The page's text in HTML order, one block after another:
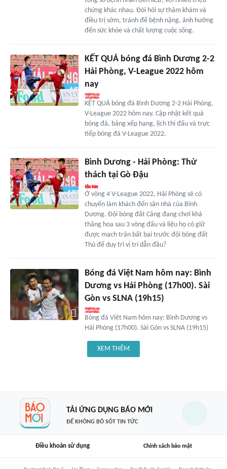
chứng khác nhau. Đòi hỏi sự thăm khám và
điều trị sớm, tránh để bệnh nặng, ảnh hưởng
đến sức khỏe và chất lượng cuộc sống.
KẾT QUẢ bóng đá Bình Dương 2-2
Hải Phòng, V-League 2022 hôm
nay
KẾT QUẢ bóng đá Bình Dương 2-2 Hải Phòng,
V-League 2022 hôm nay. Cập nhật kết quả
bóng đá, bảng xếp hạng, lịch thi đấu và trực
tiếp bóng đá V-League 2022.
Bình Dương - Hải Phòng: Thử
thách tại Gò Đậu
Ở vòng 4 V-League 2022, Hải Phòng sẽ có
chuyến làm khách đến sân nhà của Bình
Dương. Đội bóng đất Cảng đang chơi khá
thăng hoa sau 3 vòng đấu và liệu họ có giữ
được mạch trận bất bại trước đội bóng đất
Thủ để duy trì vị trí dẫn đầu?
Bóng đá Việt Nam hôm nay: Bình
Dương vs Hải Phòng (17h00). Sài
Gòn vs SLNA (19h15)
Bóng đá Việt Nam hôm nay: Bình Dương vs
Hải Phòng (17h00). Sài Gòn vs SLNA (19h15)
XEM THÊM
TẢI ỨNG DỤNG BÁO MỚI
ĐỂ KHÔNG BỎ SÓT TIN TỨC
Điều khoản sử dụng Chính sách bảo mật